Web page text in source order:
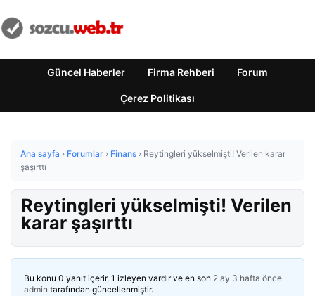
Güncel Haberler Firma Rehberi Forum
Çerez Politikası
Ana sayfa › Forumlar › Finans › Reytingleri yükselmişti! Verilen karar
şaşırttı
Reytingleri yükselmişti! Verilen
karar şaşırttı
Bu konu 0 yanıt içerir, 1 izleyen vardır ve en son 2 ay 3 hafta önce
admin tarafından güncellenmiştir.